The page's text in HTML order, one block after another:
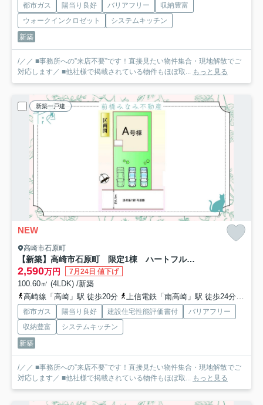
都市ガス 陽当り良好 バリアフリー
収納豊富
ウォークインクロゼット
システムキッチン
新築
/／／ ■事務所への”来店不要”です！直接見たい物件集合・現地解散でご
対応します／ ■他社様で掲載されている物件もほぼ取...
もっと見る
新築一戸建
NEW
高崎市石原町
【新築】高崎市石原町 限定1棟 ハートフルタウン 新築建売
2,590万円 7月24日 値下げ
100.60㎡ (4LDK) /新築
高崎線「高崎」駅 徒歩20分
上信電鉄「南高崎」駅 徒歩24分
都市ガス 陽当り良好 建設住宅性能評価書付
バリアフリー
収納豊富
システムキッチン
新築
/／／ ■事務所への”来店不要”です！直接見たい物件集合・現地解散でご
対応します／ ■他社様で掲載されている物件もほぼ取...
もっと見る